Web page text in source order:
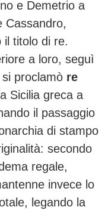
e Demetrio a
Cassandro,
il titolo di re.
a loro, seguì
si proclamò re
Sicilia greca a
il passaggio
di stampo
secondo
regale,
invece lo
legando la